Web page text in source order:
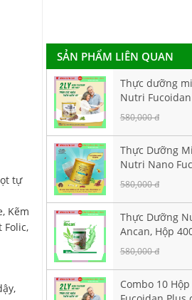
tự
Kẽm
Folic,
SẢN PHẨM LIÊN QUAN
Thực dưỡng
Nutri
500g
580,000 đ
Thực Dưỡng
Nutri Nano
Hộp 400g
580,000 đ
Thực Dưỡng
Ancan, Hộp
580,000 đ
Combo 10